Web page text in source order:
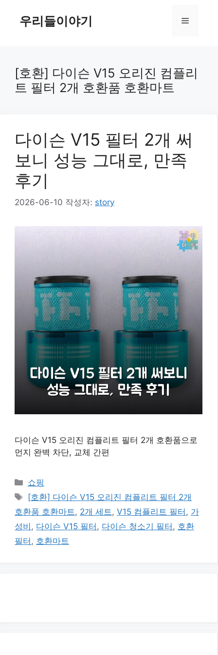
우리들이야기 메
[호환] 다이슨 V15 오리진 컴플리
트 필터 2개 호환품 호환마트
다이슨 V15 필터 2개 써
보니 성능 그대로, 만족
후기
2026-06-10 작성자: story
다이슨 V15 오리진 컴플리트 필터 2개 호환품으로
먼지 완벽 차단, 교체 간편
카
테
고
리
쇼핑
태
그
[호환] 다이슨 V15 오리진 컴플리트 필터 2개
호환품 호환마트 , 2개 세트 , V15 컴플리트 필터 , 가
성비 , 다이슨 V15 필터 , 다이슨 청소기 필터 , 호환
필터 , 호환마트